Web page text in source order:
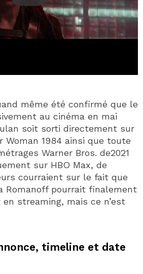
même été confirmé que le
au cinéma en mai
soit sorti directement sur
Woman 1984 ainsi que toute
Warner Bros. de2021
sur HBO Max, de
courraient sur le fait que
Romanoff pourrait finalement
streaming, mais ce n’est
timeline et date